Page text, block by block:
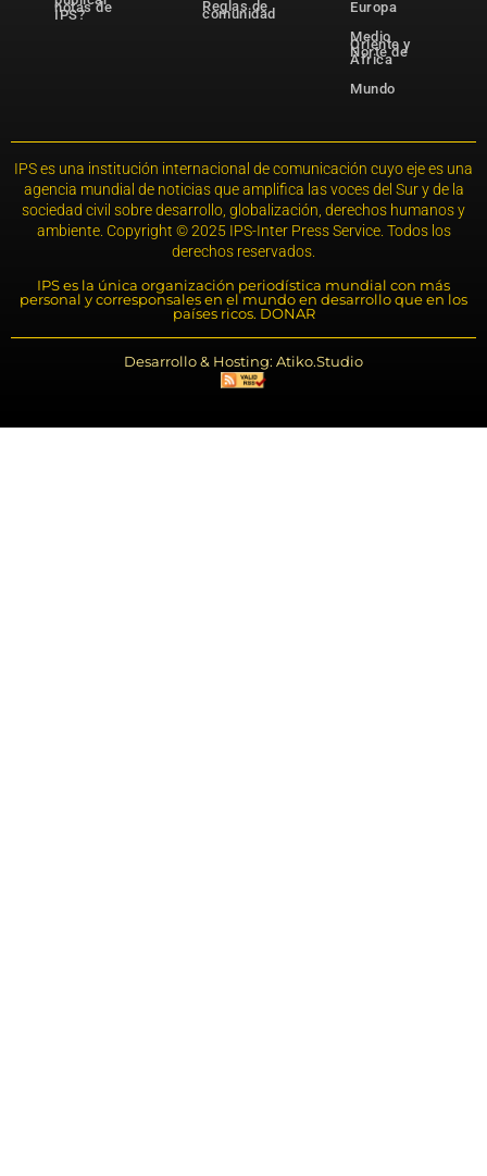
notas de
IPS?
Reglas de
comunidad
Europa
Medio
Oriente y
Norte de
África
Mundo
IPS es una institución internacional de comunicación cuyo eje es una
agencia mundial de noticias que amplifica las voces del Sur y de la
sociedad civil sobre desarrollo, globalización, derechos humanos y
ambiente. Copyright © 2025 IPS-Inter Press Service. Todos los
derechos reservados.
IPS es la única organización periodística mundial con más
personal y corresponsales en el mundo en desarrollo que en los
países ricos. DONAR
Desarrollo & Hosting: Atiko.Studio